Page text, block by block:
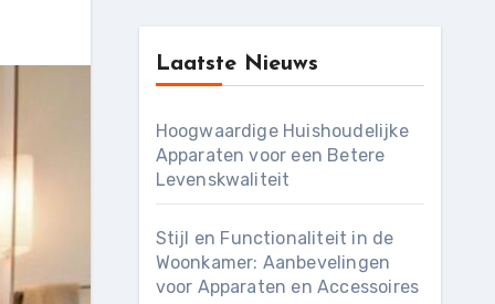
Laatste Nieuws
Hoogwaardige Huishoudelijke
Apparaten voor een Betere
Levenskwaliteit
Stijl en Functionaliteit in de
Woonkamer: Aanbevelingen
voor Apparaten en Accessoires